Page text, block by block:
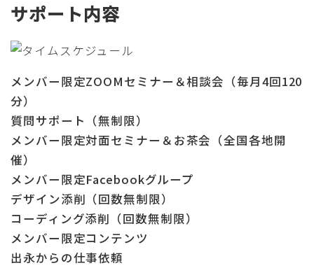
サポート内容
メンバー限定ZOOMセミナー＆相談会（毎月4回120
分）
質問サポート（無制限）
メンバー限定対面セミナー＆お茶会（全国各地開
催）
メンバー限定Facebookグループ
デザイン添削（回数無制限）
コーディング添削（回数無制限）
メンバー限定コンテンツ
出永からの仕事依頼